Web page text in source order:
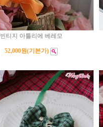
빈티지 아틀리에 베레모
52,000원(기본가)